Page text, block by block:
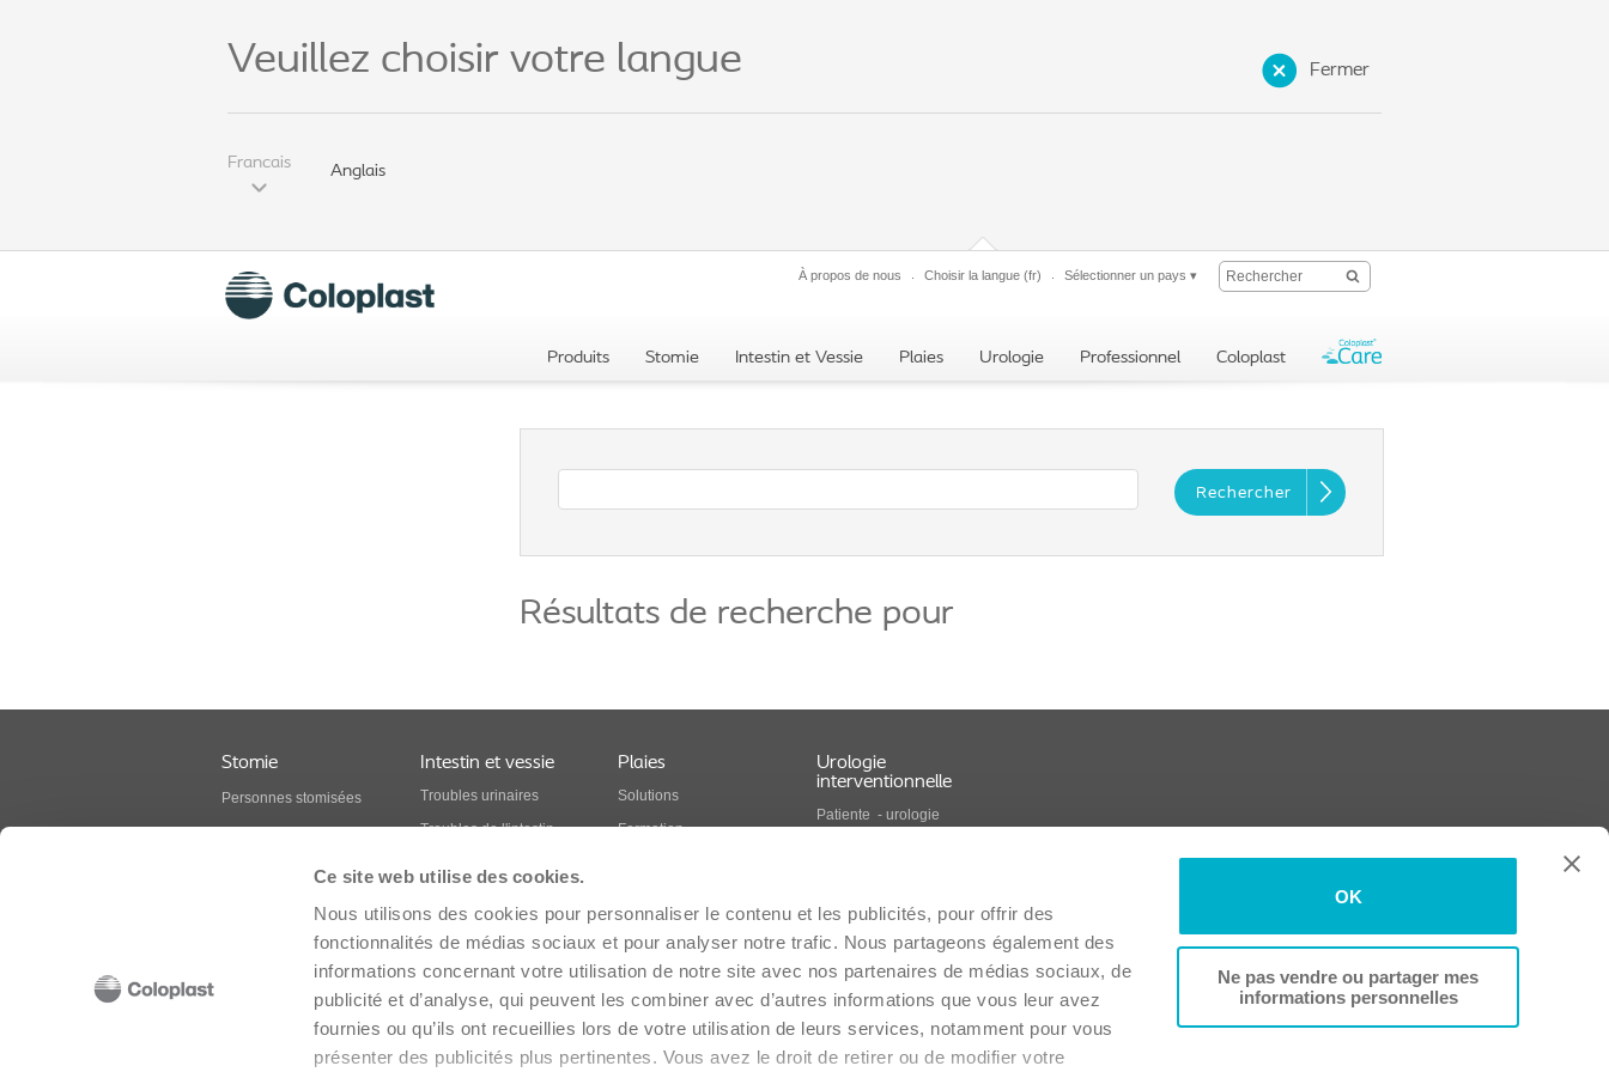
Ce site web utilise des cookies.
Nous utilisons des cookies pour personnaliser le contenu et les publicités, pour offrir des
fonctionnalités de médias sociaux et pour analyser notre trafic. Nous partageons également des
informations concernant votre utilisation de notre site avec nos partenaires de médias sociaux, de
publicité et d’analyse, qui peuvent les combiner avec d’autres informations que vous leur avez
fournies ou qu’ils ont recueillies lors de votre utilisation de leurs services, notamment pour vous
présenter des publicités plus pertinentes. Vous avez le droit de retirer ou de modifier votre
OK
Ne pas vendre ou partager mes
informations personnelles
Fermer
Veuillez choisir votre langue
Francais Anglais
À propos de nous Choisir la langue (fr) Sélectionner un pays ▾
Produits Stomie Intestin et Vessie Plaies Urologie Professionnel Coloplast
Rechercher
Résultats de recherche pour
Stomie
Personnes stomisées
Produits pour stomie
Intestin et vessie
Troubles urinaires
Troubles de l'intestin
épinière
Sclérose en plaques
Spina Bifida
l'intestin et de la vessie
Plaies
Solutions
Formation
des plaies
Urologie
interventionnelle
Patiente - urologie
Professionnels
Produits pour urologie
chirurgicale